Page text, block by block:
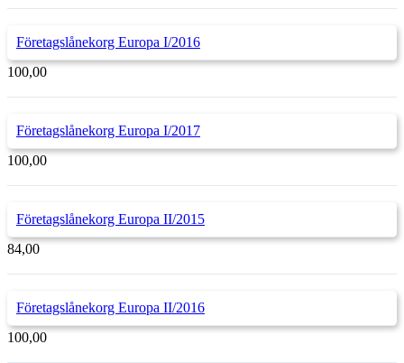
Företagslånekorg Europa I/2016
100,00
Företagslånekorg Europa I/2017
100,00
Företagslånekorg Europa II/2015
84,00
Företagslånekorg Europa II/2016
100,00